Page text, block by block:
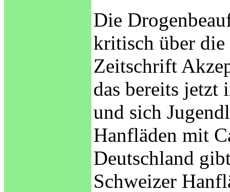
Die
kritisch über
Zeitschrift
das bereits jetzt
und sich
Hanfläden mit
Deutschland
Schweizer